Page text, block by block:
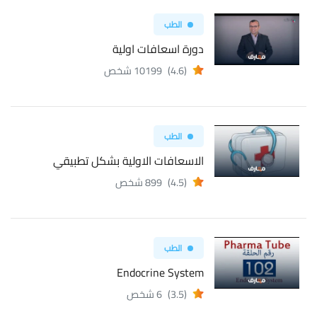
الطب
دورة اسعافات اولية
(4.6) 10199 شخص
الطب
الاسعافات الاولية بشكل تطبيقي
(4.5) 899 شخص
الطب
Endocrine System
(3.5) 6 شخص